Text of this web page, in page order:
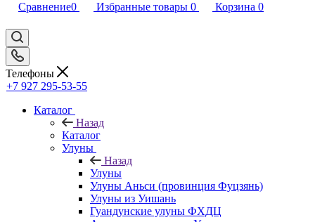
Сравнение0 Избранные товары 0 Корзина 0
Телефоны
+7 927 295-53-55
Каталог
Назад
Каталог
Улуны
Назад
Улуны
Улуны Аньси (провинция Фуцзянь)
Улуны из Уишань
Гуандунские улуны ФХДЦ